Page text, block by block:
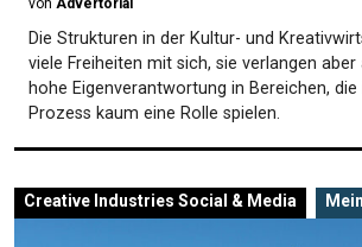
von Advertorial
Die Strukturen in der Kultur- und
viele Freiheiten mit sich, sie verlangen aber
hohe Eigenverantwortung in Bereichen,
Prozess kaum eine Rolle spielen.
Creative Industries Social & Media